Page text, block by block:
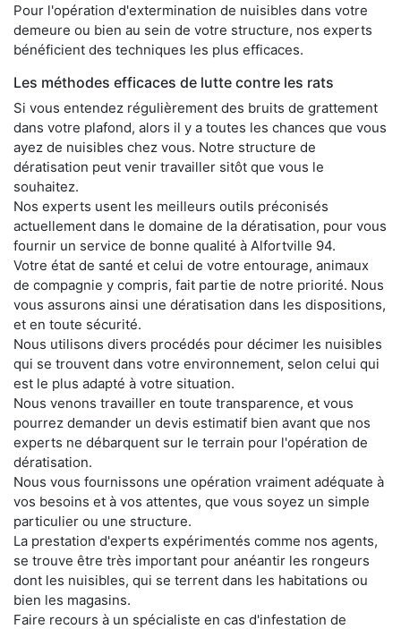
Pour l'opération d'extermination de nuisibles dans votre
demeure ou bien au sein de votre structure, nos experts
bénéficient des techniques les plus efficaces.
Les méthodes efficaces de lutte contre les rats
Si vous entendez régulièrement des bruits de grattement
dans votre plafond, alors il y a toutes les chances que vous
ayez de nuisibles chez vous. Notre structure de
dératisation peut venir travailler sitôt que vous le
souhaitez.
Nos experts usent les meilleurs outils préconisés
actuellement dans le domaine de la dératisation, pour vous
fournir un service de bonne qualité à Alfortville 94.
Votre état de santé et celui de votre entourage, animaux
de compagnie y compris, fait partie de notre priorité. Nous
vous assurons ainsi une dératisation dans les dispositions,
et en toute sécurité.
Nous utilisons divers procédés pour décimer les nuisibles
qui se trouvent dans votre environnement, selon celui qui
est le plus adapté à votre situation.
Nous venons travailler en toute transparence, et vous
pourrez demander un devis estimatif bien avant que nos
experts ne débarquent sur le terrain pour l'opération de
dératisation.
Nous vous fournissons une opération vraiment adéquate à
vos besoins et à vos attentes, que vous soyez un simple
particulier ou une structure.
La prestation d'experts expérimentés comme nos agents,
se trouve être très important pour anéantir les rongeurs
dont les nuisibles, qui se terrent dans les habitations ou
bien les magasins.
Faire recours à un spécialiste en cas d'infestation de